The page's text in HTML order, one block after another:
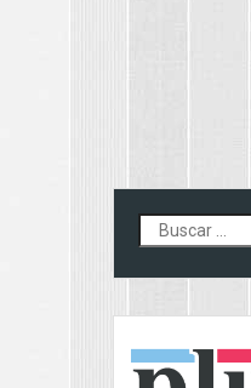
Buscar: